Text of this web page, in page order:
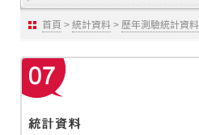
首頁 > 統計資料 > 歷年測驗統計資料